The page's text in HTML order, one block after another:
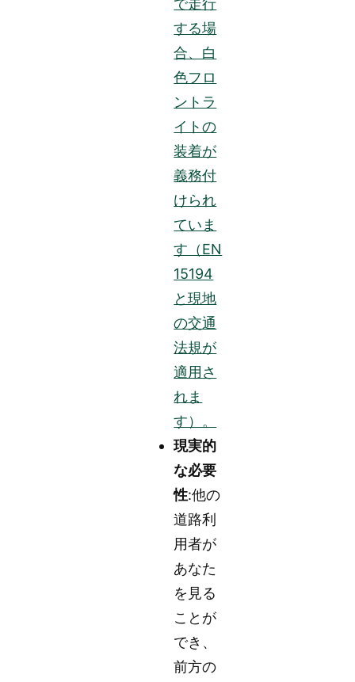
で走行
する場
合、白
色フロ
ントラ
イトの
装着が
義務付
けられ
ていま
す（EN
15194
と現地
の交通
法規が
適用さ
れま
す）。
現実的
な必要
性:他の
道路利
用者が
あなた
を見る
ことが
でき、
前方の